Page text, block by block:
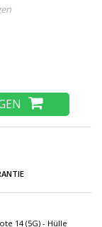
- Grün
14 (5G) - Hülle